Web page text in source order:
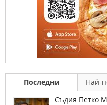
Последни Най-
Съдия Петко